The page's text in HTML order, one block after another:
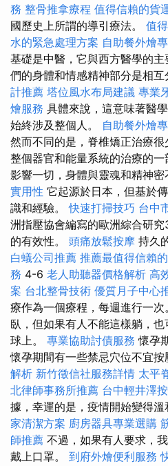
務 整骨推拿療程 值得信賴的貨
國歷史上所謂的導引療法。 值
水的緊急處理方案 自助餐外燴
基礎是中醫，它與西方醫學的
們的身體和情感精神部分是相互
計推薦 塔位風水布局建議 專業
燴服務 具體來說，這意味著醫
始終涉及整個人。 自助餐外燴
然而不同的是，脊椎矯正治療
整個器官和能量系統的治療的
影響一切，身體與靈魂和精神密
實用性 它起源於日本，但基於
識和經驗。快速打掃技巧 台中
洲指壓協會編寫的歐洲綜合研
的有效性。 頭痛放鬆按摩 持久
白蟻公司推薦 推薦最值得信賴
務 4-6 老人助聽器價格解析 高
案 台北整骨技術 優質月子中心
療作為一個療程，每週進行一
臥，但如果有人不能這樣躺，
球上。 專業協助討債服務 懷孕
懷孕期間有一些禁忌穴位不宜按
解析 新竹徵信社服務詳情 太平
北律師事務所推薦 台中輕井澤
據，幸運的是，疫情開始變得溫
家清潔方案 廚房器具專業選購
師推薦 不過，如果有人要求，
戴上口罩。 到府外燴便利服務